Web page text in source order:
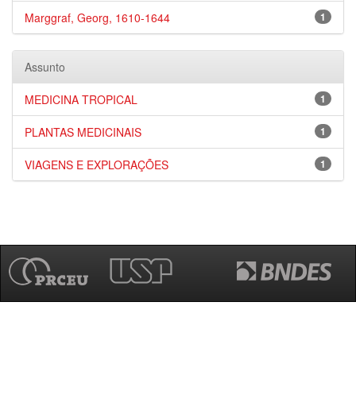
1
Marggraf, Georg, 1610-1644
Assunto
1
MEDICINA TROPICAL
1
PLANTAS MEDICINAIS
1
VIAGENS E EXPLORAÇÕES